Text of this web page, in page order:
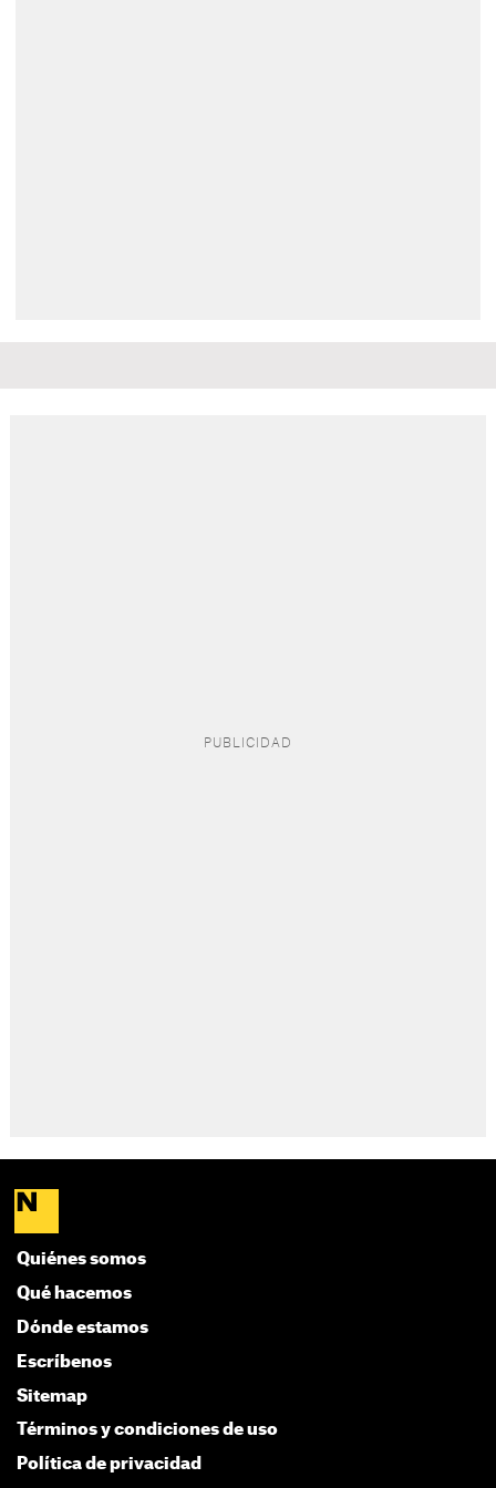
Quiénes somos
Qué hacemos
Dónde estamos
Escríbenos
Sitemap
Términos y condiciones de uso
Política de privacidad